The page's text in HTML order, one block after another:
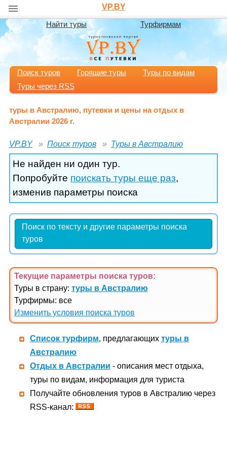
VP.BY
Найти туры Турфирмам
Поиск туров Горящие туры
Туры по видам
Туры через RSS
туры в Австралию, путевки и цены на отдых в
Австралии 2026 г.
VP.BY Поиск туров Туры в Австралию
Не найден ни один тур.
Попробуйте поискать туры еще раз,
изменив параметры поиска
Поиск по тексту и другие параметры поиска
туров
Текущие параметры поиска туров:
Туры в страну: туры в Австралию
Турфирмы: все
Изменить условия поиска туров
Список турфирм, предлагающих туры в
Австралию
Отдых в Австралии - описания мест отдыха,
туры по видам, информация для туриста
Получайте обновления туров в Австралию через
RSS-канал: